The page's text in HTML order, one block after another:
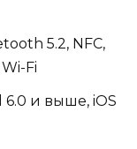
5.2, NFC,
Fi
6.0 и выше, iOS